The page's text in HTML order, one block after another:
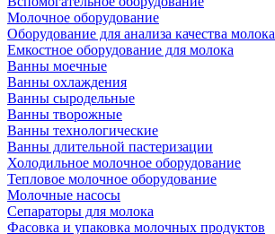
Молочное оборудование
Оборудование для анализа качества молока
Емкостное оборудование для молока
Ванны моечные
Ванны охлаждения
Ванны сыродельные
Ванны творожные
Ванны технологические
Ванны длительной пастеризации
Холодильное молочное оборудование
Тепловое молочное оборудование
Молочные насосы
Сепараторы для молока
Фасовка и упаковка молочных продуктов